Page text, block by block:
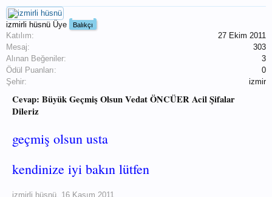
izmirli hüsnü Üye Balıkçı
Katılım:
27 Ekim 2011
Mesaj:
303
Alınan Beğeniler:
3
Ödül Puanları:
0
Şehir:
izmir
Cevap: Büyük Geçmiş Olsun Vedat ÖNCÜER Acil Şifalar
Dileriz
geçmiş olsun usta
kendinize iyi bakın lütfen
izmirli hüsnü, 16 Kasım 2011